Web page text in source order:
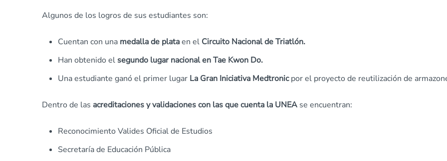
Algunos de los logros de sus estudiantes son:
Cuentan con una medalla de plataen el Circuito Nacional de Triatlón.
Han obtenido elsegundo lugar nacional en Tae Kwon Do.
Una estudiante ganó el primer lugar La Gran Iniciativa Medtronicpor el proyecto de reutilización de
Dentro de las acreditaciones y validaciones con las que cuenta la UNEA se encuentran:
Reconocimiento Valides Oficial de Estudios
Secretaría de Educación Pública